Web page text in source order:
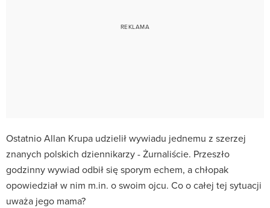
Ostatnio Allan Krupa udzielił wywiadu jednemu z szerzej
znanych polskich dziennikarzy - Żurnaliście. Przeszło
godzinny wywiad odbił się sporym echem, a chłopak
opowiedział w nim m.in. o swoim ojcu. Co o całej tej sytuacji
uważa jego mama?